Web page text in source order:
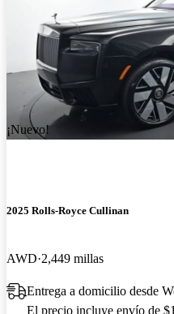
¡Nuevo!
2025 Rolls-Royce Cullinan
AWD 2,449 millas
Entrega a domicilio desde
El precio incluye envío de